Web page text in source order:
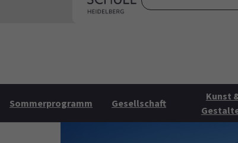
Sommerprogramm Gesellschaft
Kunst